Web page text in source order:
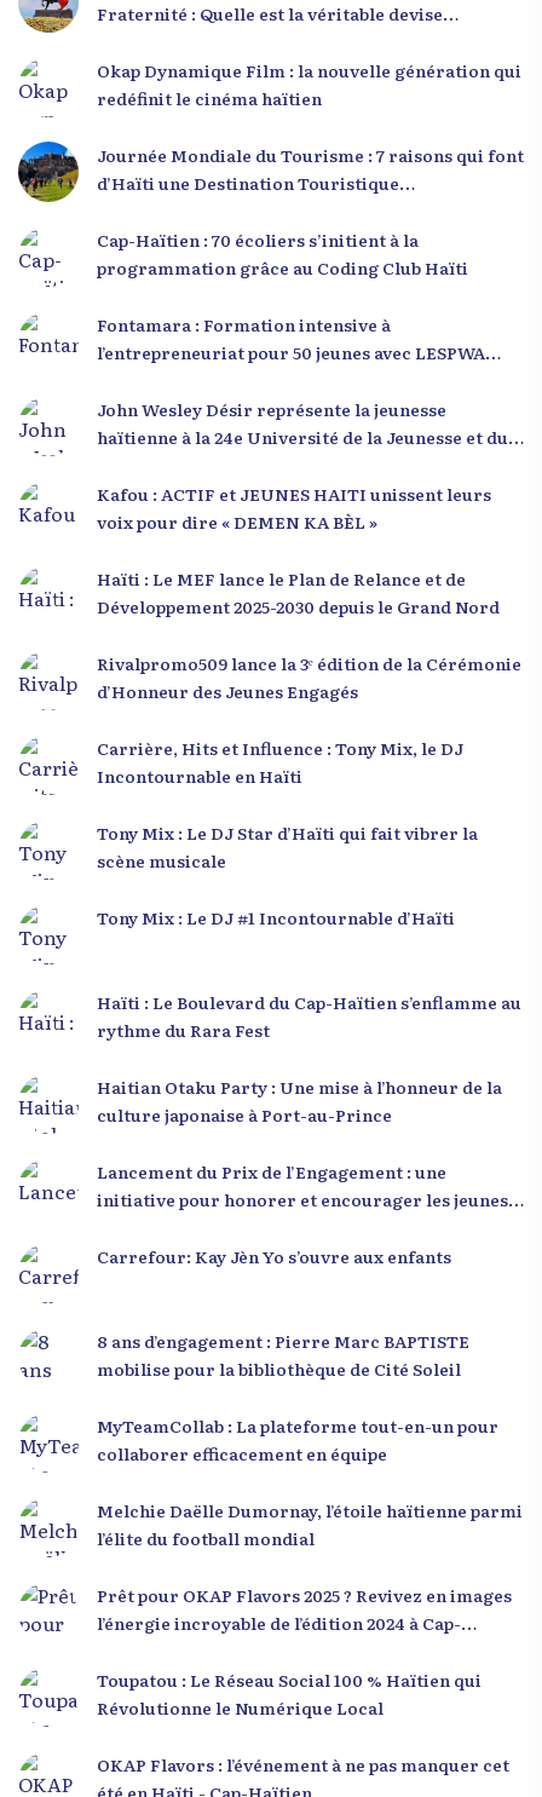
Fraternité : Quelle est la véritable devise
Okap Dynamique Film : la nouvelle génération qui
redéfinit le cinéma haïtien
Journée Mondiale du Tourisme : 7 raisons qui font
d’Haïti une Destination Touristique
Cap-Haïtien : 70 écoliers s’initient à la
programmation grâce au Coding Club Haïti
Fontamara : Formation intensive à
l’entrepreneuriat pour 50 jeunes avec LESPWA
John Wesley Désir représente la jeunesse
haïtienne à la 24e Université de la Jeunesse et du
Kafou : ACTIF et JEUNES HAITI unissent leurs
voix pour dire « DEMEN KA BÈL »
Haïti : Le MEF lance le Plan de Relance et de
Développement 2025-2030 depuis le Grand Nord
Rivalpromo509 lance la 3ᵉ édition de la Cérémonie
d’Honneur des Jeunes Engagés
Carrière, Hits et Influence : Tony Mix, le DJ
Incontournable en Haïti
Tony Mix : Le DJ Star d’Haïti qui fait vibrer la
scène musicale
Tony Mix : Le DJ #1 Incontournable d’Haïti
Haïti : Le Boulevard du Cap-Haïtien s’enflamme au
rythme du Rara Fest
Haitian Otaku Party : Une mise à l’honneur de la
culture japonaise à Port-au-Prince
Lancement du Prix de l’Engagement : une
initiative pour honorer et encourager les jeunes
Carrefour: Kay Jèn Yo s’ouvre aux enfants
8 ans d’engagement : Pierre Marc BAPTISTE
mobilise pour la bibliothèque de Cité Soleil
MyTeamCollab : La plateforme tout-en-un pour
collaborer efficacement en équipe
Melchie Daëlle Dumornay, l’étoile haïtienne parmi
l’élite du football mondial
Prêt pour OKAP Flavors 2025 ? Revivez en images
l’énergie incroyable de l’édition 2024 à Cap-
Toupatou : Le Réseau Social 100 % Haïtien qui
Révolutionne le Numérique Local
OKAP Flavors : l’événement à ne pas manquer cet